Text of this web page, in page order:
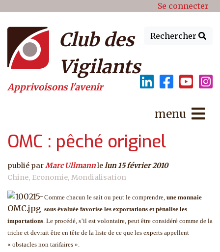
Menu du compte de Se connecter
Rechercher
Club des
Vigilants
Apprivoisons l'avenir
menu
OMC : pêché originel
publié parMarc Ullmannlelun 15 février 2010
Chine Economie Mondialisation
Comme chacun le sait ou peut le comprendre, une monnaie
sous évaluée favorise les exportations et pénalise les
importations. Le procédé, s’il est volontaire, peut être considéré comme de la
triche et devrait être en tête de la liste de ce que les experts appellent
« obstacles non tarifaires ».